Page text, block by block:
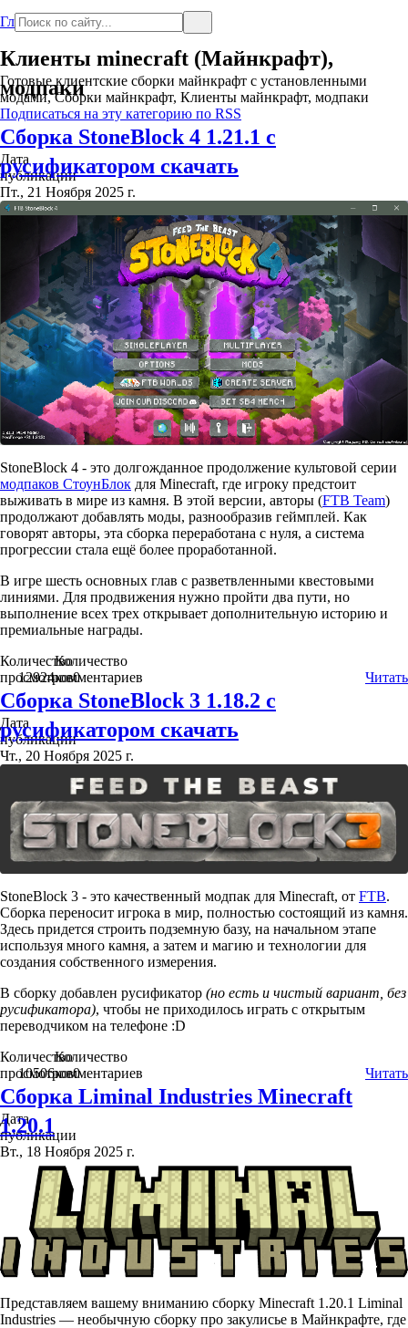
Главная
Клиенты minecraft (Майнкрафт),
модпаки
Готовые клиентские сборки майнкрафт с установленными
модами, Сборки майнкрафт, Клиенты майнкрафт, модпаки
Подписаться на эту категорию по RSS
Сборка StoneBlock 4 1.21.1 с
русификатором скачать
Дата
публикации
Пт., 21 Ноября 2025 г.
StoneBlock 4 - это долгожданное продолжение культовой серии
модпаков СтоунБлок для Minecraft, где игроку предстоит
выживать в мире из камня. В этой версии, авторы (FTB Team)
продолжают добавлять моды, разнообразив геймплей. Как
говорят авторы, эта сборка переработана с нуля, а система
прогрессии стала ещё более проработанной.
В игре шесть основных глав с разветвленными квестовыми
линиями. Для продвижения нужно пройти два пути, но
выполнение всех трех открывает дополнительную историю и
премиальные награды.
Количество
просмотров
12924
Количество
комментариев
0 Читать
Сборка StoneBlock 3 1.18.2 с
русификатором скачать
Дата
публикации
Чт., 20 Ноября 2025 г.
StoneBlock 3 - это качественный модпак для Minecraft, от FTB.
Сборка переносит игрока в мир, полностью состоящий из камня.
Здесь придется строить подземную базу, на начальном этапе
используя много камня, а затем и магию и технологии для
создания собственного измерения.
В сборку добавлен русификатор (но есть и чистый вариант, без
русификатора), чтобы не приходилось играть с открытым
переводчиком на телефоне :D
Количество
просмотров
10506
Количество
комментариев
0 Читать
Сборка Liminal Industries Minecraft
1.20.1
Дата
публикации
Вт., 18 Ноября 2025 г.
Представляем вашему вниманию сборку Minecraft 1.20.1 Liminal
Industries — необычную сборку про закулисье в Майнкрафте, где